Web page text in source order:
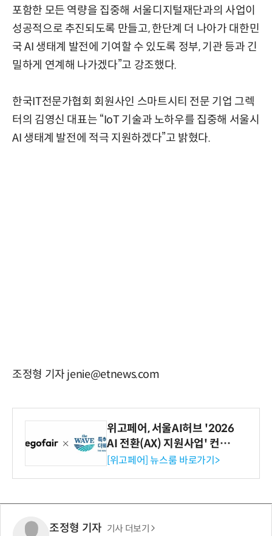
포함한 모든 역량을 집중해 서울디지털재단과의 사업이
성공적으로 추진되도록 만들고, 한단계 더 나아가 대한민
국 AI 생태계 발전에 기여할 수 있도록 정부, 기관 등과 긴
밀하게 연계해 나가겠다”고 강조했다.
한국IT전문가협회 회원사인 스마트시티 전문 기업 그렉
터의 김영신 대표는 “IoT 기술과 노하우를 집중해 서울시
AI 생태계 발전에 적극 지원하겠다”고 밝혔다.
조정형 기자 jenie@etnews.com
위고페어, 서울AI허브 '2026
AI 전환(AX) 지원사업' 컨소
시엄 선정
[위고페어] 뉴스룸 바로가기>
조정형 기자 기사 더보기